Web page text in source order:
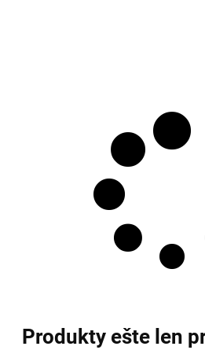
Produkty ešte len